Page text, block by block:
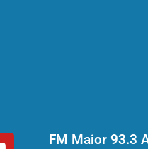
FM Maior 93.3